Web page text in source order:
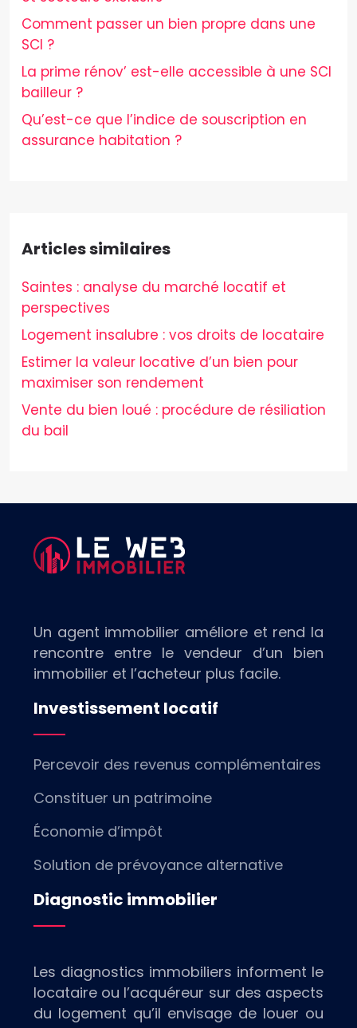
Comment passer un bien propre dans une
SCI ?
La prime rénov’ est-elle accessible à une SCI
bailleur ?
Qu’est-ce que l’indice de souscription en
assurance habitation ?
Articles similaires
Saintes : analyse du marché locatif et
perspectives
Logement insalubre : vos droits de locataire
Estimer la valeur locative d’un bien pour
maximiser son rendement
Vente du bien loué : procédure de résiliation
du bail
Un agent immobilier améliore et rend la
rencontre entre le vendeur d’un bien
immobilier et l’acheteur plus facile.
Investissement locatif
Percevoir des revenus complémentaires
Constituer un patrimoine
Économie d’impôt
Solution de prévoyance alternative
Diagnostic immobilier
Les diagnostics immobiliers informent le
locataire ou l’acquéreur sur des aspects
du logement qu’il envisage de louer ou